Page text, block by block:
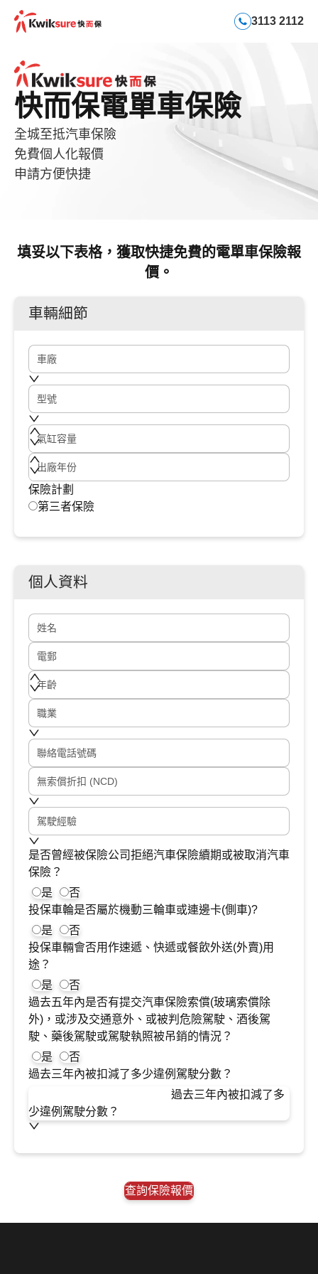
3113 2112
快而保電單車保險
全城至抵汽車保險
免費個人化報價
申請方便快捷
填妥以下表格，獲取快捷免費的電單車保險報
價。
車輛細節
車廠
型號
氣缸容量
出廠年份
保險計劃
第三者保險
個人資料
姓名
電郵
年齡
職業
聯絡電話號碼
無索償折扣 (NCD)
駕駛經驗
是否曾經被保險公司拒絕汽車保險續期或被取消汽車
保險？
是
否
投保車輪是否屬於機動三輪車或連邊卡(側車)?
是
否
投保車輛會否用作速遞、快遞或餐飲外送(外賣)用
途？
是
否
過去五年內是否有提交汽車保險索償(玻璃索償除
外)，或涉及交通意外、或被判危險駕駛、酒後駕
駛、藥後駕駛或駕駛執照被吊銷的情況？
是
否
過去三年內被扣減了多少違例駕駛分數？
過去三年內被扣減了多
少違例駕駛分數？
查詢保險報價